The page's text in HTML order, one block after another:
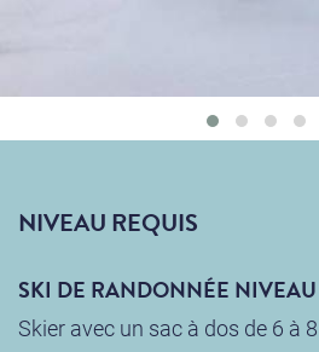
NIVEAU REQUIS
SKI DE RANDONNÉE
Skier avec un sac à dos de 6 à